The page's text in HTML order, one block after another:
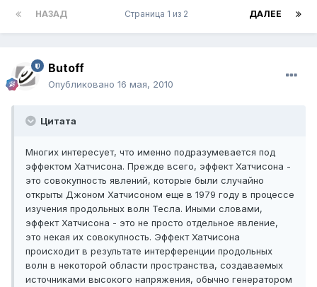
НАЗАД ДАЛЕЕ
Страница 1 из 2
Butoff
Опубликовано 16 мая, 2010
Цитата
Многих интересует, что именно подразумевается под
эффектом Хатчисона. Прежде всего, эффект Хатчисона -
это совокупность явлений, которые были случайно
открыты Джоном Хатчисоном еще в 1979 году в процессе
изучения продольных волн Тесла. Иными словами,
эффект Хатчисона - это не просто отдельное явление,
это некая их совокупность. Эффект Хатчисона
происходит в результате интерференции продольных
волн в некоторой области пространства, создаваемых
источниками высокого напряжения, обычно генератором